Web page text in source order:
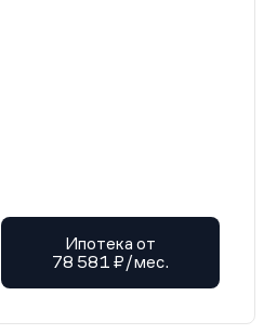
Ипотека от
78 581 ₽/мес.